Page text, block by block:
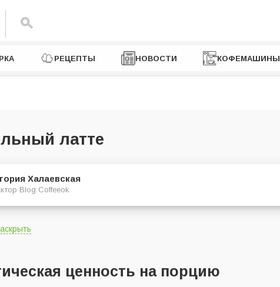
РЕЦЕПТЫ НОВОСТИ КОФЕМАШИНЫ
латте
Халаевская
Blog Coffeeok
на 1 порциюценность на порцию